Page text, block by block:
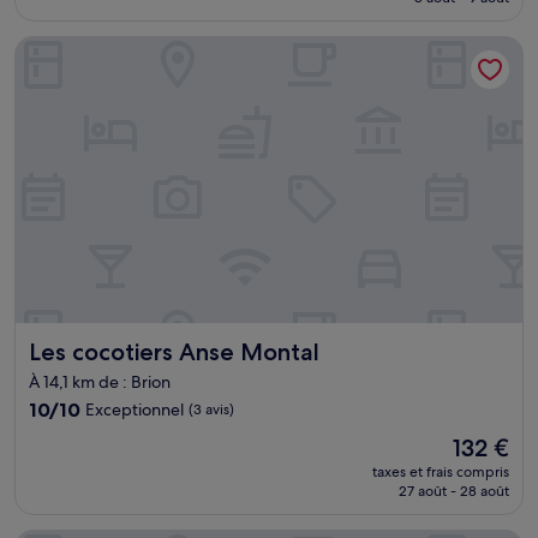
de
116 €
Les cocotiers Anse Montal
Les cocotiers Anse Montal
À 14,1 km de : Brion
10.0
10/10 Exceptionnel (3 avis)
Le
nouveau
prix
132 €
taxes et frais compris
27 août - 28 août